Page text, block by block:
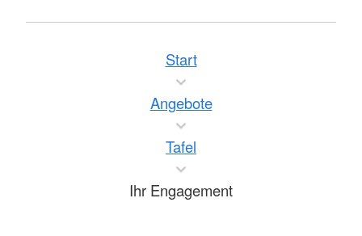
Start
Angebote
Tafel
Ihr Engagement